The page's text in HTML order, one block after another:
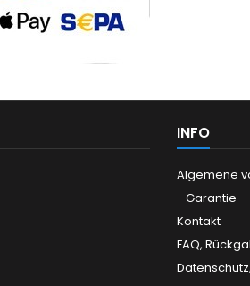
INFO
Algemene
- Garantie
Kontakt
FAQ,
Datenschutz,